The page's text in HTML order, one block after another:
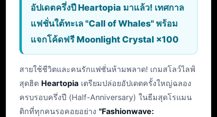
อัปเดตครึ่งปี Heartopia มาแล้ว! เทศกาล
แฟชั่นใต้ทะเล "Call of Whales" พร้อม
แจกโค้ดฟรี Moonlight Crystal ×100
สายใช้ชีวิตและคนรักแฟชั่นห้ามพลาด! เกมสโลว์ไลฟ์
สุดฮิต Heartopia เตรียมปล่อยอัปเดตครั้งใหญ่ฉลอง
ครบรอบครึ่งปี (Half-Anniversary) ในธีมสุดโรแมน
ติกที่ทุกคนรอคอยอย่าง "Fashionwave: